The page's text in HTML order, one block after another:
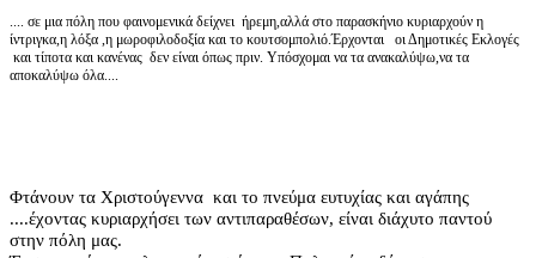
.... σε μια πόλη που φαινομενικά δείχνει ήρεμη,αλλά στο παρασκήνιο κυριαρχούν η
ίντριγκα,η λόξα ,η μωροφιλοδοξία και το κουτσομπολιό.Έρχονται οι Δημοτικές Εκλογές
και τίποτα και κανένας δεν είναι όπως πριν. Υπόσχομαι να τα ανακαλύψω,να τα
αποκαλύψω όλα....
Φτάνουν τα Χριστούγεννα και το πνεύμα ευτυχίας και αγάπης
....έχοντας κυριαρχήσει των αντιπαραθέσων, είναι διάχυτο παντού
στην πόλη μας.